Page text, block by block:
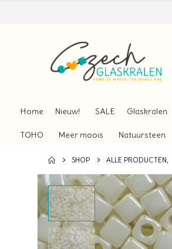
Home Nieuw! SALE Glaskralen
TOHO Meer moois Natuursteen
SHOP ALLE PRODUCTEN,